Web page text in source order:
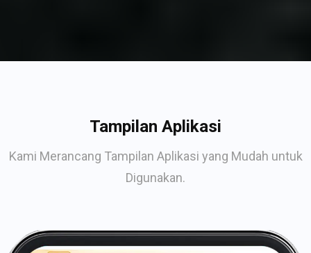
Tampilan Aplikasi
Kami Merancang Tampilan Aplikasi yang Mudah untuk
Digunakan.